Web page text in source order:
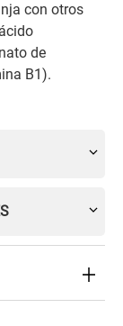
con otros
de
B1).